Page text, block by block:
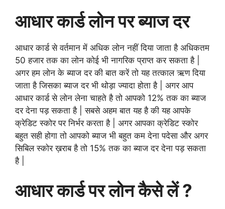
आधार कार्ड लोन पर ब्याज दर
आधार कार्ड से वर्तमान में अधिक लोन नहीं दिया जाता है अधिकतम
50 हजार तक का लोन कोई भी नागरिक प्राप्त कर सकता है |
अगर हम लोन के ब्याज दर की बात करें तो यह तत्काल ऋण दिया
जाता है जिसका ब्याज दर भी थोड़ा ज्यादा होता है | अगर आप
आधार कार्ड से लोन लेना चाहते है तो आपको 12% तक का ब्याज
दर देना पड़ सकता है | सबसे अहम बात यह है की यह आपके
क्रेडिट स्कोर पर निर्भर करता है | अगर आपका क्रेडिट स्कोर
बहुत सही होगा तो आपको ब्याज भी बहुत कम देना पदेसा और अगर
सिबिल स्कोर ख़राब है तो 15% तक का ब्याज दर देना पड़ सकता
है |
आधार कार्ड पर लोन कैसे लें ?